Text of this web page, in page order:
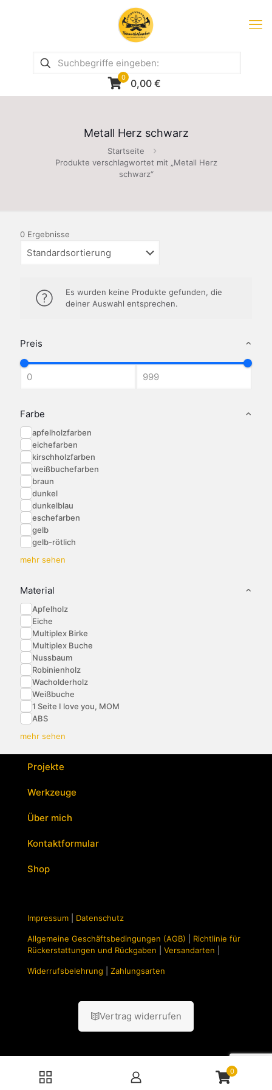
0 0,00 €
Metall Herz schwarz
Startseite
Produkte verschlagwortet mit „Metall Herz
schwarz“
Preis
Farbe
apfelholzfarben
eichefarben
kirschholzfarben
weißbuchefarben
braun
dunkel
dunkelblau
eschefarben
gelb
gelb-rötlich
mehr sehen
Material
Apfelholz
Eiche
Multiplex Birke
Multiplex Buche
Nussbaum
Robinienholz
Wacholderholz
Weißbuche
1 Seite I love you, MOM
ABS
mehr sehen
0 Ergebnisse
Es wurden keine Produkte gefunden, die
deiner Auswahl entsprechen.
Projekte
Werkzeuge
Über mich
Kontaktformular
Shop
Impressum Datenschutz
Allgemeine Geschäftsbedingungen (AGB)
Richtlinie für
Rückerstattungen und Rückgaben
Versandarten
Widerrufsbelehrung Zahlungsarten
Vertrag widerrufen
0